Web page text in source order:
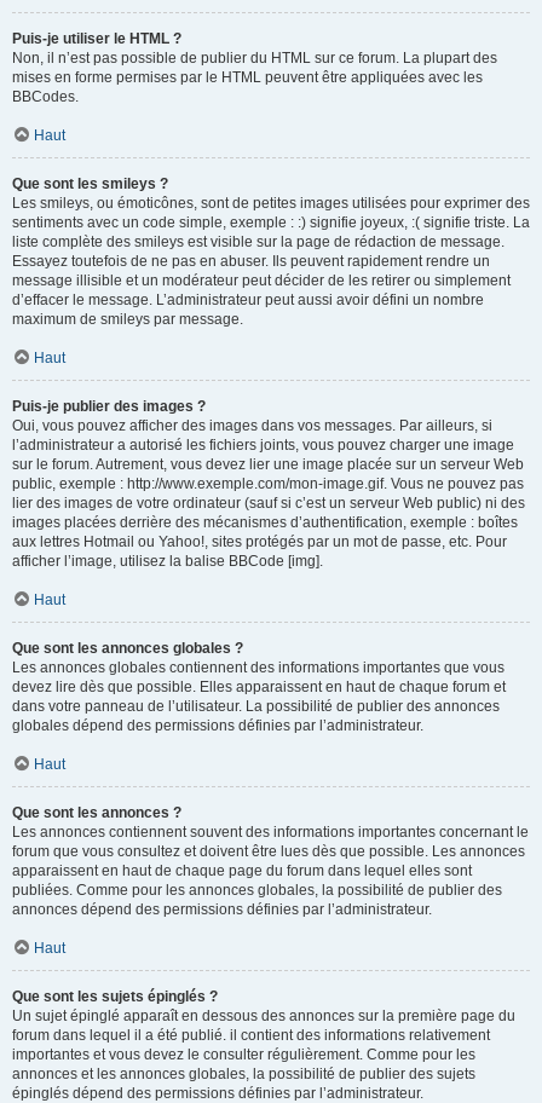
Puis-je utiliser le HTML ?
Non, il n’est pas possible de publier du HTML sur ce forum. La plupart des
mises en forme permises par le HTML peuvent être appliquées avec les
BBCodes.
Haut
Que sont les smileys ?
Les smileys, ou émoticônes, sont de petites images utilisées pour exprimer des
sentiments avec un code simple, exemple : :) signifie joyeux, :( signifie triste. La
liste complète des smileys est visible sur la page de rédaction de message.
Essayez toutefois de ne pas en abuser. Ils peuvent rapidement rendre un
message illisible et un modérateur peut décider de les retirer ou simplement
d’effacer le message. L’administrateur peut aussi avoir défini un nombre
maximum de smileys par message.
Haut
Puis-je publier des images ?
Oui, vous pouvez afficher des images dans vos messages. Par ailleurs, si
l’administrateur a autorisé les fichiers joints, vous pouvez charger une image
sur le forum. Autrement, vous devez lier une image placée sur un serveur Web
public, exemple : http://www.exemple.com/mon-image.gif. Vous ne pouvez pas
lier des images de votre ordinateur (sauf si c’est un serveur Web public) ni des
images placées derrière des mécanismes d’authentification, exemple : boîtes
aux lettres Hotmail ou Yahoo!, sites protégés par un mot de passe, etc. Pour
afficher l’image, utilisez la balise BBCode [img].
Haut
Que sont les annonces globales ?
Les annonces globales contiennent des informations importantes que vous
devez lire dès que possible. Elles apparaissent en haut de chaque forum et
dans votre panneau de l’utilisateur. La possibilité de publier des annonces
globales dépend des permissions définies par l’administrateur.
Haut
Que sont les annonces ?
Les annonces contiennent souvent des informations importantes concernant le
forum que vous consultez et doivent être lues dès que possible. Les annonces
apparaissent en haut de chaque page du forum dans lequel elles sont
publiées. Comme pour les annonces globales, la possibilité de publier des
annonces dépend des permissions définies par l’administrateur.
Haut
Que sont les sujets épinglés ?
Un sujet épinglé apparaît en dessous des annonces sur la première page du
forum dans lequel il a été publié. il contient des informations relativement
importantes et vous devez le consulter régulièrement. Comme pour les
annonces et les annonces globales, la possibilité de publier des sujets
épinglés dépend des permissions définies par l’administrateur.